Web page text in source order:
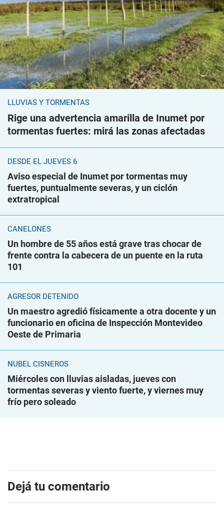
LLUVIAS Y TORMENTAS
Rige una advertencia amarilla de Inumet por
tormentas fuertes: mirá las zonas afectadas
DESDE EL JUEVES 6
Aviso especial de Inumet por tormentas muy
fuertes, puntualmente severas, y un ciclón
extratropical
CANELONES
Un hombre de 55 años está grave tras chocar de
frente contra la cabecera de un puente en la ruta
101
AGRESOR DETENIDO
Un maestro agredió físicamente a otra docente y un
funcionario en oficina de Inspección Montevideo
Oeste de Primaria
NUBEL CISNEROS
Miércoles con lluvias aisladas, jueves con
tormentas severas y viento fuerte, y viernes muy
frío pero soleado
Dejá tu comentario